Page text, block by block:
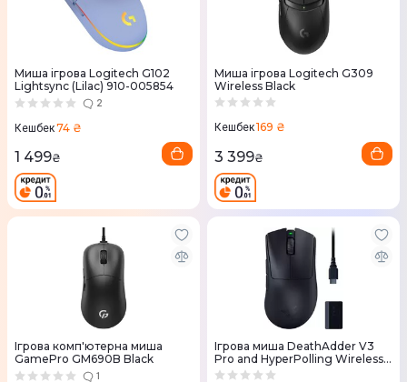
Миша ігрова Logitech G102
Lightsync (Lilac) 910-005854
2
Кешбек74 ₴
1 499₴
Миша ігрова Logitech G309
Wireless Black
Кешбек169 ₴
3 399₴
Ігрова комп'ютерна миша
GamePro GM690B Black
1
Ігрова миша DeathAdder V3
Pro and HyperPolling Wireless
Dongle (RZ01-04630300-